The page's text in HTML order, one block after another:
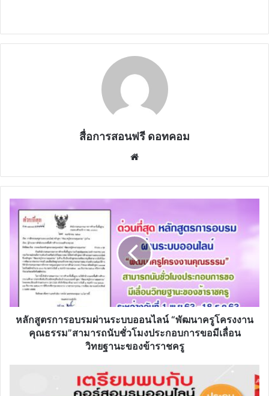
สื่อการสอนฟรี ดอทคอม
หลักสูตร
อบรม
ผ่าน
ระบบ
ออนไลน์
“พัฒนา
โครง
งาน
คุณธรรม”สามารถ
หลักสูตรการอบรมผ่านระบบออนไลน์ “พัฒนาครูโครงงาน
คุณธรรม”สามารถนับชั่วโมงประกอบการขอมีเลื่อน
วิทยฐานะของข้าราชครู